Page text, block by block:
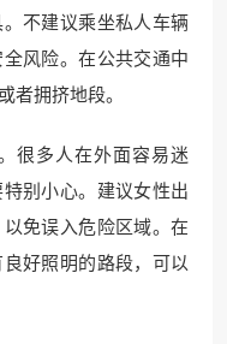
不建议乘坐私人车辆
风险。在公共交通中
者拥挤地段。
很多人在外面容易迷
别小心。建议女性出
免误入危险区域。在
好照明的路段，可以